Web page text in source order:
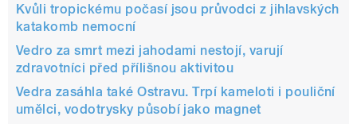
Kvůli tropickému počasí jsou průvodci z jihlavských
katakomb nemocní
Vedro za smrt mezi jahodami nestojí, varují
zdravotníci před přílišnou aktivitou
Vedra zasáhla také Ostravu. Trpí kameloti i pouliční
umělci, vodotrysky působí jako magnet